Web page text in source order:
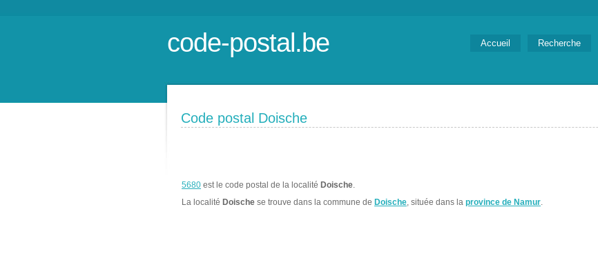
code-postal.be Accueil Recherche
Code postal Doische
5680 est le code postal de la localité Doische.
La localité Doische se trouve dans la commune de Doische, située dans la province de Namur.